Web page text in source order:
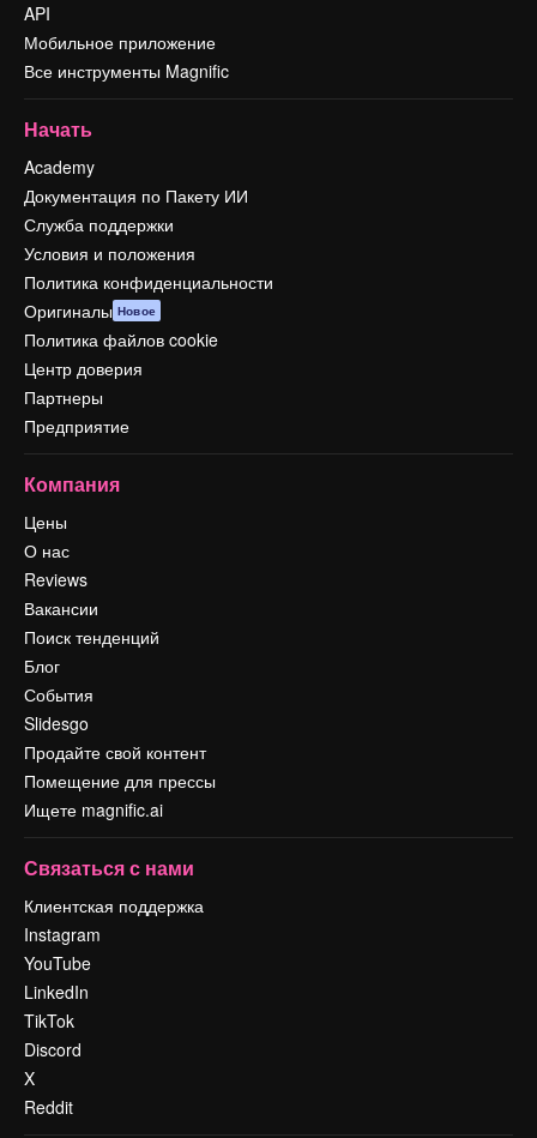
API
Мобильное приложение
Все инструменты Magnific
Начать
Academy
Документация по Пакету ИИ
Служба поддержки
Условия и положения
Политика конфиденциальности
Оригиналы Новое
Политика файлов cookie
Центр доверия
Партнеры
Предприятие
Компания
Цены
О нас
Reviews
Вакансии
Поиск тенденций
Блог
События
Slidesgo
Продайте свой контент
Помещение для прессы
Ищете magnific.ai
Связаться с нами
Клиентская поддержка
Instagram
YouTube
LinkedIn
TikTok
Discord
X
Reddit